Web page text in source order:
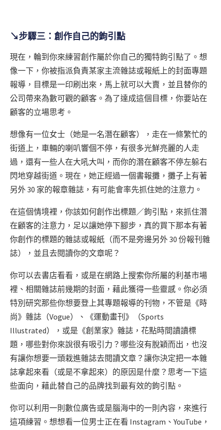
↘步驟三：創作自己的鉤引點
現在，輪到你來練習創作屬於你自己的獨特鉤引點了。想
像一下，你被指派負責某家主流雜誌或報紙上的封面專題
報導，目標是一印刷出來，馬上就可以大賣，並且替你的
公司帶來為數可觀的顧客。為了達成這個目標，你要站在
顧客的立場思考。
想像有一位女士（她是一名潛在顧客），走在一條繁忙的
街道上，車輛的喇叭響個不停，有很多光鮮亮麗的人走
過，還有一些人在大吼大叫，而你的潛在顧客不停左躲右
閃地穿越街道。現在，她正經過一個書報攤，攤子上有著
另外 30 家的報章雜誌，有可能會率先抓住她的注意力。
在這個情境裡，你該如何創作出標題／鉤引點，來抓住潛
在顧客的注意力，足以讓她停下腳步，真的買下那本有著
你創作的標題的雜誌或報紙（而不是旁邊另外 30 份報刊雜
誌），並且去閱讀你的文章呢？
你可以去書店看看，或是在網路上搜索你所屬的利基市場
裡、相關雜誌前幾期的封面，藉此獲得一些靈感。你必須
特別研究那些你想要登上其專題報導的刊物，不管是《時
尚》雜誌（Vogue）、《運動畫刊》（Sports
Illustrated），或是《創業家》雜誌，花點時間讀讀標
題，哪些對你來說很有吸引力？哪些沒有脫穎而出，也沒
有讓你想要一頭栽進雜誌去閱讀文章？讓你決定把一本雜
誌拿起來看（或是不拿起來）的原因是什麼？思考一下這
些面向，藉此替自己的品牌找到最有效的鉤引點。
你可以利用一則數位廣告或是腦海中的一則內容，來進行
這項練習。想想看一位男士正在看 Instagram、YouTube，